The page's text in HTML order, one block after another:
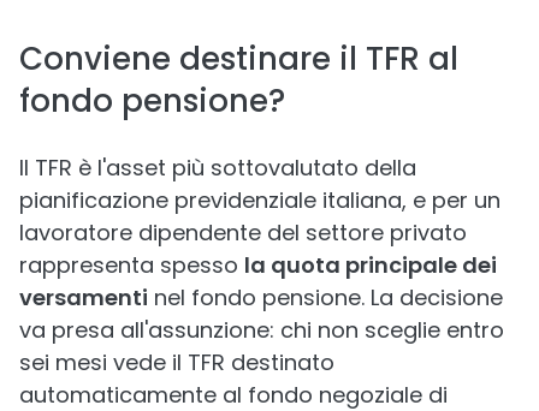
Conviene destinare il TFR al
fondo pensione?
Il TFR è l'asset più sottovalutato della
pianificazione previdenziale italiana, e per un
lavoratore dipendente del settore privato
rappresenta spesso la quota principale dei
versamenti nel fondo pensione. La decisione
va presa all'assunzione: chi non sceglie entro
sei mesi vede il TFR destinato
automaticamente al fondo negoziale di